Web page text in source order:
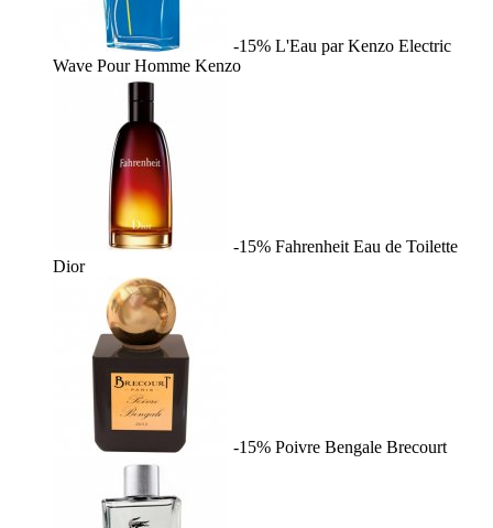
-15% L'Eau par Kenzo Electric
Wave Pour Homme Kenzo
-15% Fahrenheit Eau de Toilette
Dior
-15% Poivre Bengale Brecourt